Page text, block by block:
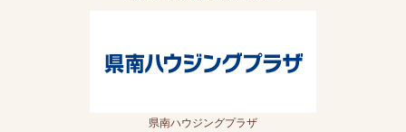
県南ハウジングプラザ